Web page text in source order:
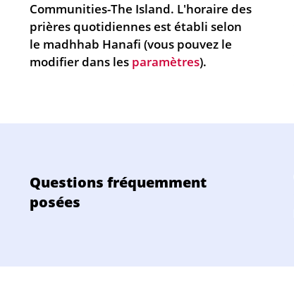
Communities-The Island. L'horaire des
prières quotidiennes est établi selon
le madhhab Hanafi (vous pouvez le
modifier dans les paramètres).
Questions fréquemment
posées